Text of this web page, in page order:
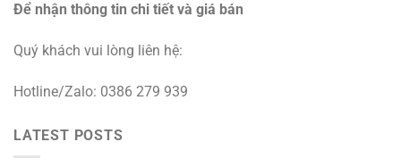
Để nhận thông tin chi tiết và giá bán
Quý khách vui lòng liên hệ:
Hotline/Zalo: 0386 279 939
LATEST POSTS